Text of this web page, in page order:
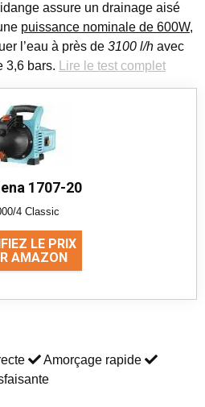
assure un drainage aisé
puissance nominale de 600W,
l’eau à près de 3100 l/h avec
3,6 bars.
Lire le test complet
1707-20
4 Classic
LE PRIX
AMAZON
Amorçage rapide